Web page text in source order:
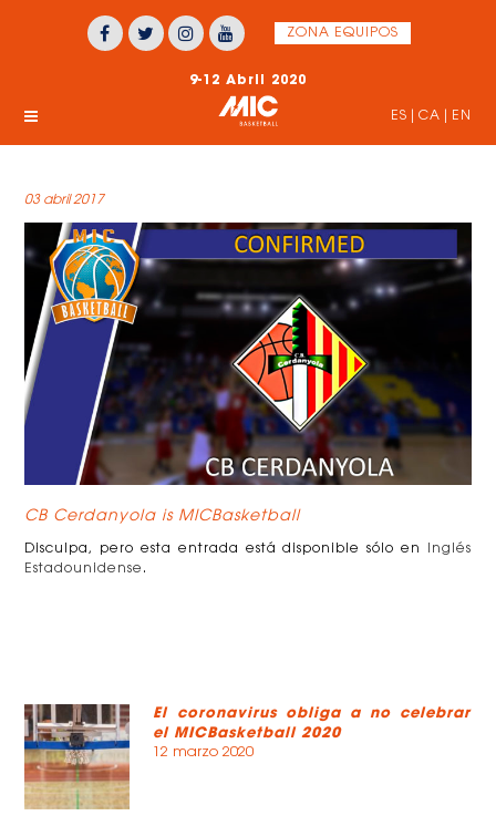
ZONA EQUIPOS
9-12 Abril 2020
ES CA EN
03 abril 2017
CB Cerdanyola is MICBasketball
Disculpa, pero esta entrada está disponible sólo en
Inglés
Estadounidense .
El coronavirus obliga a no celebrar
el MICBasketball 2020
12 marzo 2020